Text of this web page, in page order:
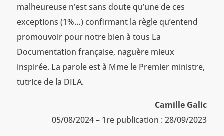
malheureuse n’est sans doute qu’une de ces
exceptions (1%…) confirmant la règle qu’entend
promouvoir pour notre bien à tous La
Documentation française, naguère mieux
inspirée. La parole est à Mme le Premier ministre,
tutrice de la DILA.
Camille Galic
05/08/2024 – 1re publication : 28/09/2023